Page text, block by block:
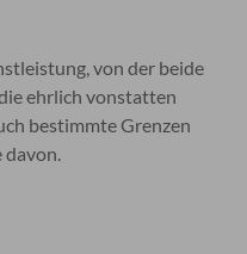
von der beide
ehrlich vonstatten
bestimmte Grenzen